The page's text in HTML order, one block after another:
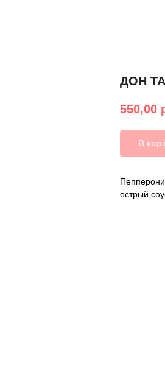
ДОН
550,00
В
острый